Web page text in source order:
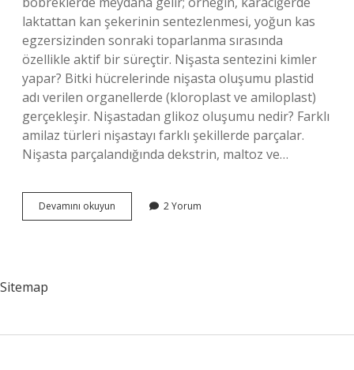
laktattan kan şekerinin sentezlenmesi, yoğun kas
egzersizinden sonraki toparlanma sırasında
özellikle aktif bir süreçtir. Nişasta sentezini kimler
yapar? Bitki hücrelerinde nişasta oluşumu plastid
adı verilen organellerde (kloroplast ve amiloplast)
gerçekleşir. Nişastadan glikoz oluşumu nedir? Farklı
amilaz türleri nişastayı farklı şekillerde parçalar.
Nişasta parçalandığında dekstrin, maltoz ve…
Devamını okuyun Nişastadan
Glikoz
2 Yorum
Sitemap